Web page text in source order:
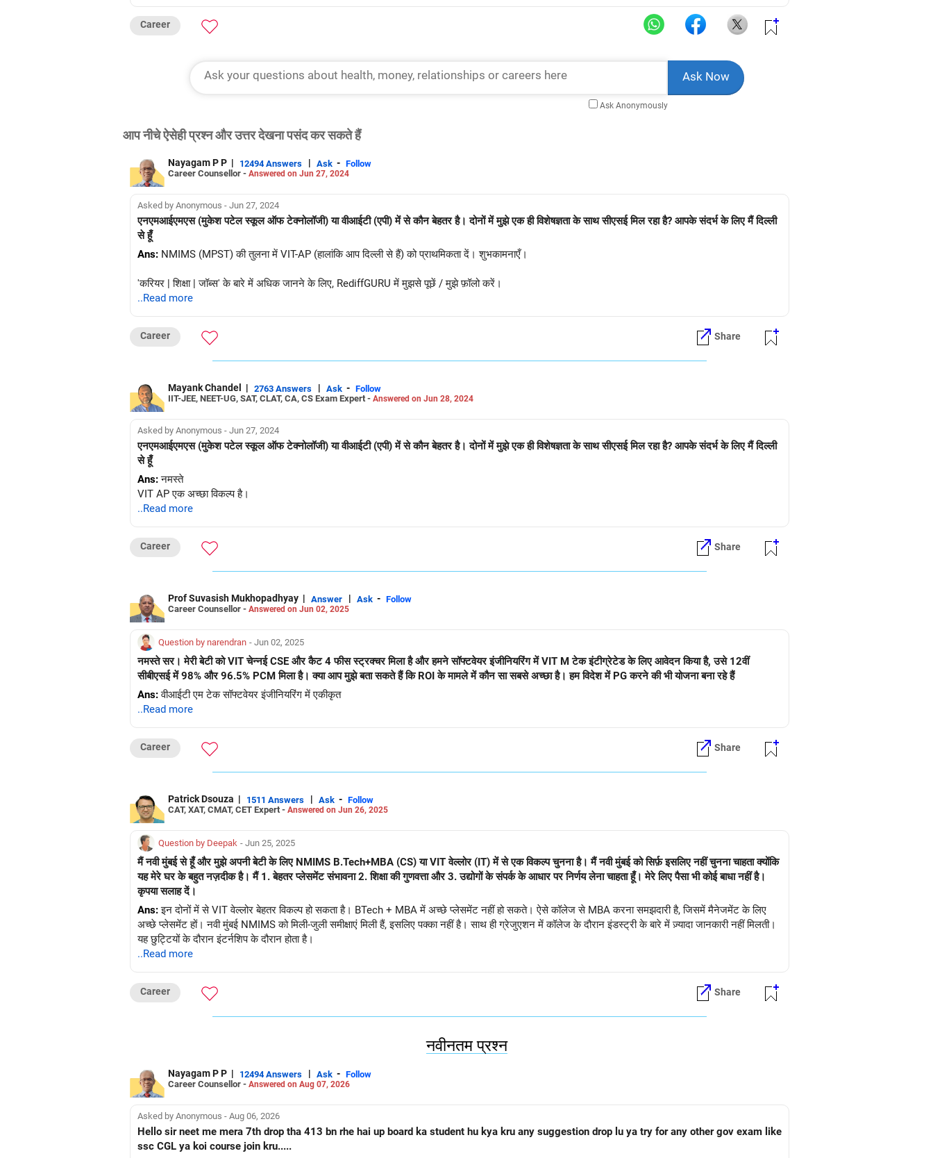
Career
Ask Anonymously
आप नीचे ऐसेही प्रश्न और उत्तर देखना पसंद कर सकते हैं
Nayagam P P | 12494 Answers | Ask - Follow
Career Counsellor - Answered on Jun 27, 2024
Asked by Anonymous - Jun 27, 2024
एनएमआईएमएस (मुकेश पटेल स्कूल ऑफ टेक्नोलॉजी) या वीआईटी (एपी) में से कौन बेहतर है। दोनों में मुझे एक ही विशेषज्ञता के साथ सीएसई मिल रहा है? आपके संदर्भ के लिए मैं दिल्ली
से हूँ
Ans: NMIMS (MPST) की तुलना में VIT-AP (हालांकि आप दिल्ली से हैं) को प्राथमिकता दें। शुभकामनाएँ।
'करियर | शिक्षा | जॉब्स' के बारे में अधिक जानने के लिए, RediffGURU में मुझसे पूछें / मुझे फ़ॉलो करें।
..Read more
Career Share
Mayank Chandel | 2763 Answers | Ask - Follow
IIT-JEE, NEET-UG, SAT, CLAT, CA, CS Exam Expert - Answered on Jun 28, 2024
Asked by Anonymous - Jun 27, 2024
एनएमआईएमएस (मुकेश पटेल स्कूल ऑफ टेक्नोलॉजी) या वीआईटी (एपी) में से कौन बेहतर है। दोनों में मुझे एक ही विशेषज्ञता के साथ सीएसई मिल रहा है? आपके संदर्भ के लिए मैं दिल्ली
से हूँ
Ans:नमस्ते
VIT AP एक अच्छा विकल्प है।
..Read more
Career Share
Prof Suvasish Mukhopadhyay | Answer | Ask - Follow
Career Counsellor - Answered on Jun 02, 2025
Question by narendran - Jun 02, 2025
नमस्ते सर। मेरी बेटी को VIT चेन्नई CSE और कैट 4 फीस स्ट्रक्चर मिला है और हमने सॉफ्टवेयर इंजीनियरिंग में VIT M टेक इंटीग्रेटेड के लिए आवेदन किया है, उसे 12वीं
सीबीएसई में 98% और 96.5% PCM मिला है। क्या आप मुझे बता सकते हैं कि ROI के मामले में कौन सा सबसे अच्छा है। हम विदेश में PG करने की भी योजना बना रहे हैं
Ans:वीआईटी एम टेक सॉफ्टवेयर इंजीनियरिंग में एकीकृत
..Read more
Career Share
Patrick Dsouza | 1511 Answers | Ask - Follow
CAT, XAT, CMAT, CET Expert - Answered on Jun 26, 2025
Question by Deepak - Jun 25, 2025
मैं नवी मुंबई से हूँ और मुझे अपनी बेटी के लिए NMIMS B.Tech+MBA (CS) या VIT वेल्लोर (IT) में से एक विकल्प चुनना है। मैं नवी मुंबई को सिर्फ़ इसलिए नहीं चुनना चाहता क्योंकि
यह मेरे घर के बहुत नज़दीक है। मैं 1. बेहतर प्लेसमेंट संभावना 2. शिक्षा की गुणवत्ता और 3. उद्योगों के संपर्क के आधार पर निर्णय लेना चाहता हूँ। मेरे लिए पैसा भी कोई बाधा नहीं है।
कृपया सलाह दें।
Ans:इन दोनों में से VIT वेल्लोर बेहतर विकल्प हो सकता है। BTech + MBA में अच्छे प्लेसमेंट नहीं हो सकते। ऐसे कॉलेज से MBA करना समझदारी है, जिसमें मैनेजमेंट के लिए
अच्छे प्लेसमेंट हों। नवी मुंबई NMIMS को मिली-जुली समीक्षाएं मिली हैं, इसलिए पक्का नहीं है। साथ ही ग्रेजुएशन में कॉलेज के दौरान इंडस्ट्री के बारे में ज़्यादा जानकारी नहीं मिलती।
यह छुट्टियों के दौरान इंटर्नशिप के दौरान होता है।
..Read more
Career Share
नवीनतम प्रश्न
Nayagam P P | 12494 Answers | Ask - Follow
Career Counsellor - Answered on Aug 07, 2026
Asked by Anonymous - Aug 06, 2026
Hello sir neet me mera 7th drop tha 413 bn rhe hai up board ka student hu kya kru any suggestion drop lu ya try for any other gov exam like
ssc CGL ya koi course join kru.....